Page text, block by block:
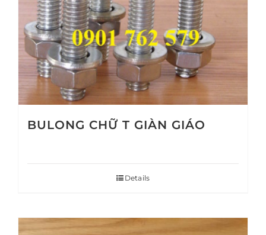
BULONG CHỮ T GIÀN GIÁO
Details